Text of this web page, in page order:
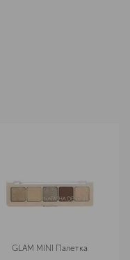
GLAM MINI Палетка